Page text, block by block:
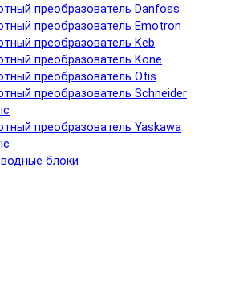
преобразователь Danfoss
преобразователь Emotron
преобразователь Keb
преобразователь Kone
преобразователь Otis
преобразователь Schneider
преобразователь Yaskawa
блоки